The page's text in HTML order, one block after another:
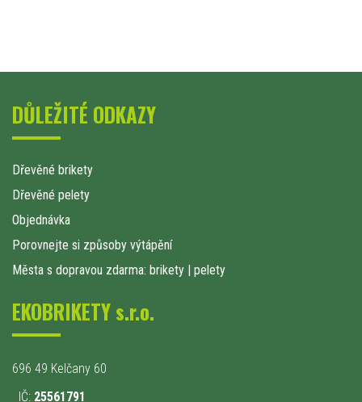
DŮLEŽITÉ ODKAZY
Dřevěné brikety
Dřevěné pelety
Objednávka
Porovnejte si způsoby výtápění
Města s dopravou zdarma: brikety | pelety
EKOBRIKETY s.r.o.
696 49 Kelčany 60
IČ: 25561791